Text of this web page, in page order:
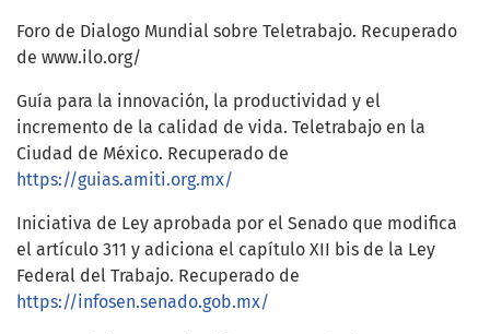
Foro de Dialogo Mundial sobre Teletrabajo. Recuperado
de www.ilo.org/
Guía para la innovación, la productividad y el
incremento de la calidad de vida. Teletrabajo en la
Ciudad de México. Recuperado de
https://guias.amiti.org.mx/
Iniciativa de Ley aprobada por el Senado que modifica
el artículo 311 y adiciona el capítulo XII bis de la Ley
Federal del Trabajo. Recuperado de
https://infosen.senado.gob.mx/